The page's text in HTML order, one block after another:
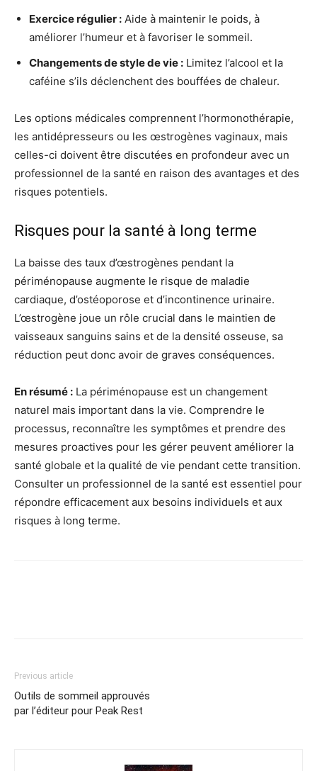
Exercice régulier : Aide à maintenir le poids, à
améliorer l’humeur et à favoriser le sommeil.
Changements de style de vie : Limitez l’alcool et la
caféine s’ils déclenchent des bouffées de chaleur.
Les options médicales comprennent l’hormonothérapie,
les antidépresseurs ou les œstrogènes vaginaux, mais
celles-ci doivent être discutées en profondeur avec un
professionnel de la santé en raison des avantages et des
risques potentiels.
Risques pour la santé à long terme
La baisse des taux d’œstrogènes pendant la
périménopause augmente le risque de maladie
cardiaque, d’ostéoporose et d’incontinence urinaire.
L’œstrogène joue un rôle crucial dans le maintien de
vaisseaux sanguins sains et de la densité osseuse, sa
réduction peut donc avoir de graves conséquences.
En résumé : La périménopause est un changement
naturel mais important dans la vie. Comprendre le
processus, reconnaître les symptômes et prendre des
mesures proactives pour les gérer peuvent améliorer la
santé globale et la qualité de vie pendant cette transition.
Consulter un professionnel de la santé est essentiel pour
répondre efficacement aux besoins individuels et aux
risques à long terme.
Previous article
Outils de sommeil approuvés
par l’éditeur pour Peak Rest